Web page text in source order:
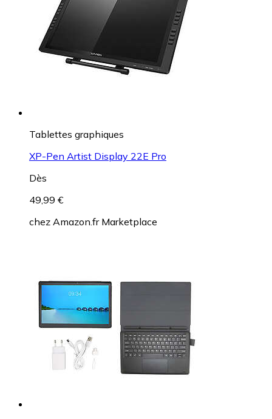
Tablettes graphiques
XP-Pen Artist Display 22E Pro
Dès
49,99 €
chez Amazon.fr Marketplace